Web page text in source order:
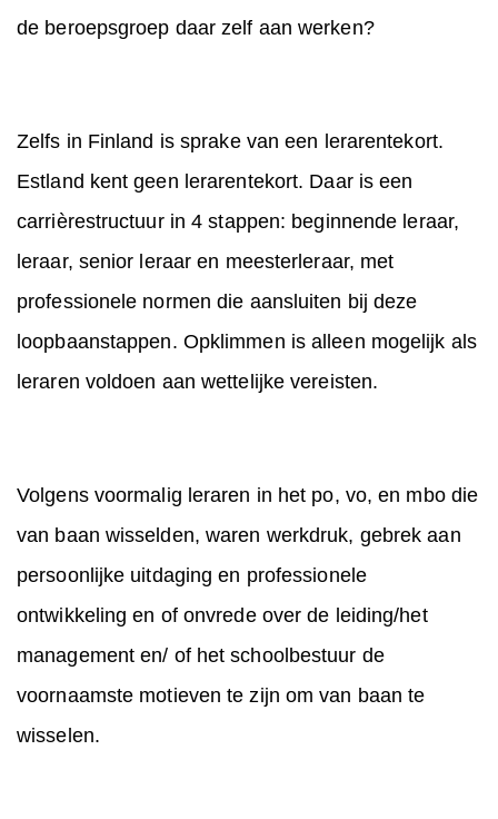
de beroepsgroep daar zelf aan werken?
Zelfs in Finland is sprake van een lerarentekort.
Estland kent geen lerarentekort. Daar is een
carrièrestructuur in 4 stappen: beginnende leraar,
leraar, senior leraar en meesterleraar, met
professionele normen die aansluiten bij deze
loopbaanstappen. Opklimmen is alleen mogelijk als
leraren voldoen aan wettelijke vereisten.
Volgens voormalig leraren in het po, vo, en mbo die
van baan wisselden, waren werkdruk, gebrek aan
persoonlijke uitdaging en professionele
ontwikkeling en of onvrede over de leiding/het
management en/ of het schoolbestuur de
voornaamste motieven te zijn om van baan te
wisselen.